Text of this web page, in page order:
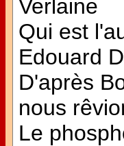
Verlaine
Qui est
Edouard
D'après
nous
Le